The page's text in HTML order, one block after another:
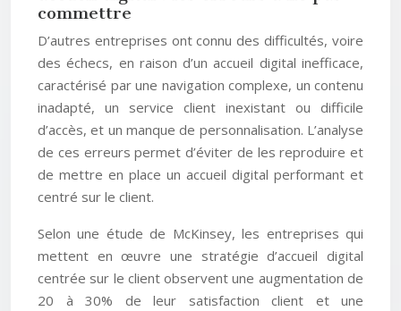
commettre
D’autres entreprises ont connu des difficultés, voire
des échecs, en raison d’un accueil digital inefficace,
caractérisé par une navigation complexe, un contenu
inadapté, un service client inexistant ou difficile
d’accès, et un manque de personnalisation. L’analyse
de ces erreurs permet d’éviter de les reproduire et
de mettre en place un accueil digital performant et
centré sur le client.
Selon une étude de McKinsey, les entreprises qui
mettent en œuvre une stratégie d’accueil digital
centrée sur le client observent une augmentation de
20 à 30% de leur satisfaction client et une